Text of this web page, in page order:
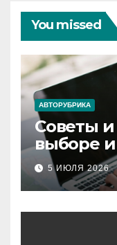
You missed
АВТОРУБРИКА
Советы
выборе
5 ИЮЛЯ 2026